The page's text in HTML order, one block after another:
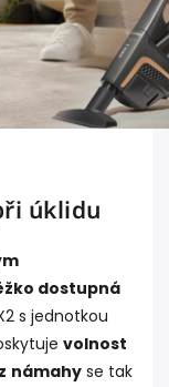
úklidu
dostupná
s jednotkou
volnost
námahy se tak